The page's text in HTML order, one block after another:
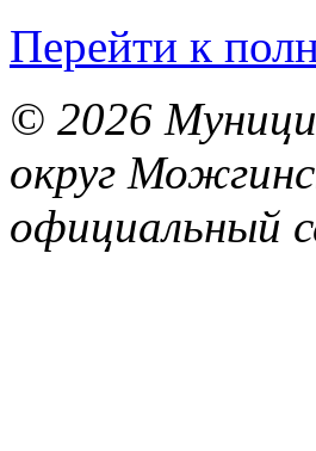
Перейти к
© 2026
округ
официальный